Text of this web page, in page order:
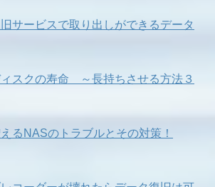
サービスで取り出しができるデータ
スクの寿命 ～長持ちさせる方法３
るNASのトラブルとその対策！